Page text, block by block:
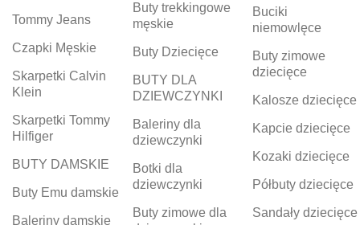
Tommy Jeans
Czapki Męskie
Skarpetki Calvin
Klein
Skarpetki Tommy
Hilfiger
BUTY DAMSKIE
Buty Emu damskie
Baleriny damskie
Buty trekkingowe
męskie
Buty Dziecięce
BUTY DLA
DZIEWCZYNKI
Baleriny dla
dziewczynki
Botki dla
dziewczynki
Buty zimowe dla
Buciki
niemowlęce
Buty zimowe
dziecięce
Kalosze dziecięce
Kapcie dziecięce
Kozaki dziecięce
Półbuty dziecięce
Sandały dziecięce